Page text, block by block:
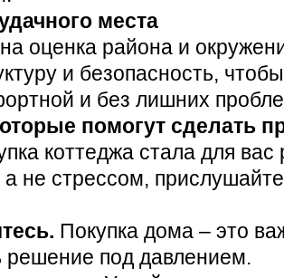
места
оценка района и
и безопасность,
и без лишних
помогут сделать
коттеджа стала для
не стрессом,
Покупка дома – это
решение под давлением.